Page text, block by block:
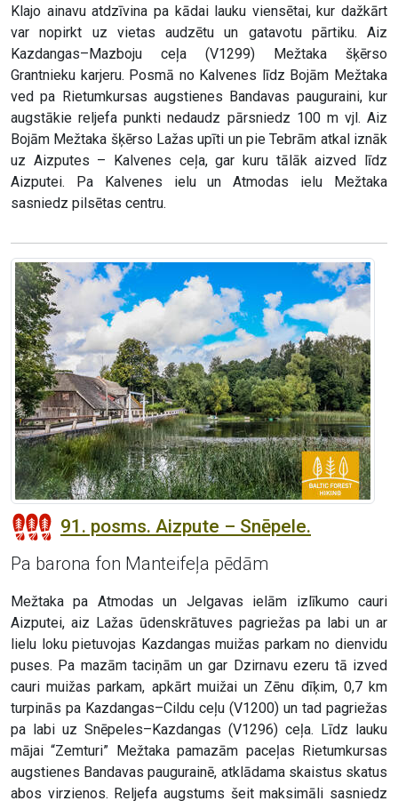
Klajo ainavu atdzīvina pa kādai lauku viensētai, kur dažkārt
var nopirkt uz vietas audzētu un gatavotu pārtiku. Aiz
Kazdangas–Mazboju ceļa (V1299) Mežtaka šķērso
Grantnieku karjeru. Posmā no Kalvenes līdz Bojām Mežtaka
ved pa Rietumkursas augstienes Bandavas pauguraini, kur
augstākie reljefa punkti nedaudz pārsniedz 100 m vjl. Aiz
Bojām Mežtaka šķērso Lažas upīti un pie Tebrām atkal iznāk
uz Aizputes – Kalvenes ceļa, gar kuru tālāk aizved līdz
Aizputei. Pa Kalvenes ielu un Atmodas ielu Mežtaka
sasniedz pilsētas centru.
91. posms. Aizpute – Snēpele.
Pa barona fon Manteifeļa pēdām
Mežtaka pa Atmodas un Jelgavas ielām izlīkumo cauri
Aizputei, aiz Lažas ūdenskrātuves pagriežas pa labi un ar
lielu loku pietuvojas Kazdangas muižas parkam no dienvidu
puses. Pa mazām taciņām un gar Dzirnavu ezeru tā izved
cauri muižas parkam, apkārt muižai un Zēnu dīķim, 0,7 km
turpinās pa Kazdangas–Cildu ceļu (V1200) un tad pagriežas
pa labi uz Snēpeles–Kazdangas (V1296) ceļa. Līdz lauku
mājai “Zemturi” Mežtaka pamazām paceļas Rietumkursas
augstienes Bandavas paugurainē, atklādama skaistus skatus
abos virzienos. Reljefa augstums šeit maksimāli sasniedz